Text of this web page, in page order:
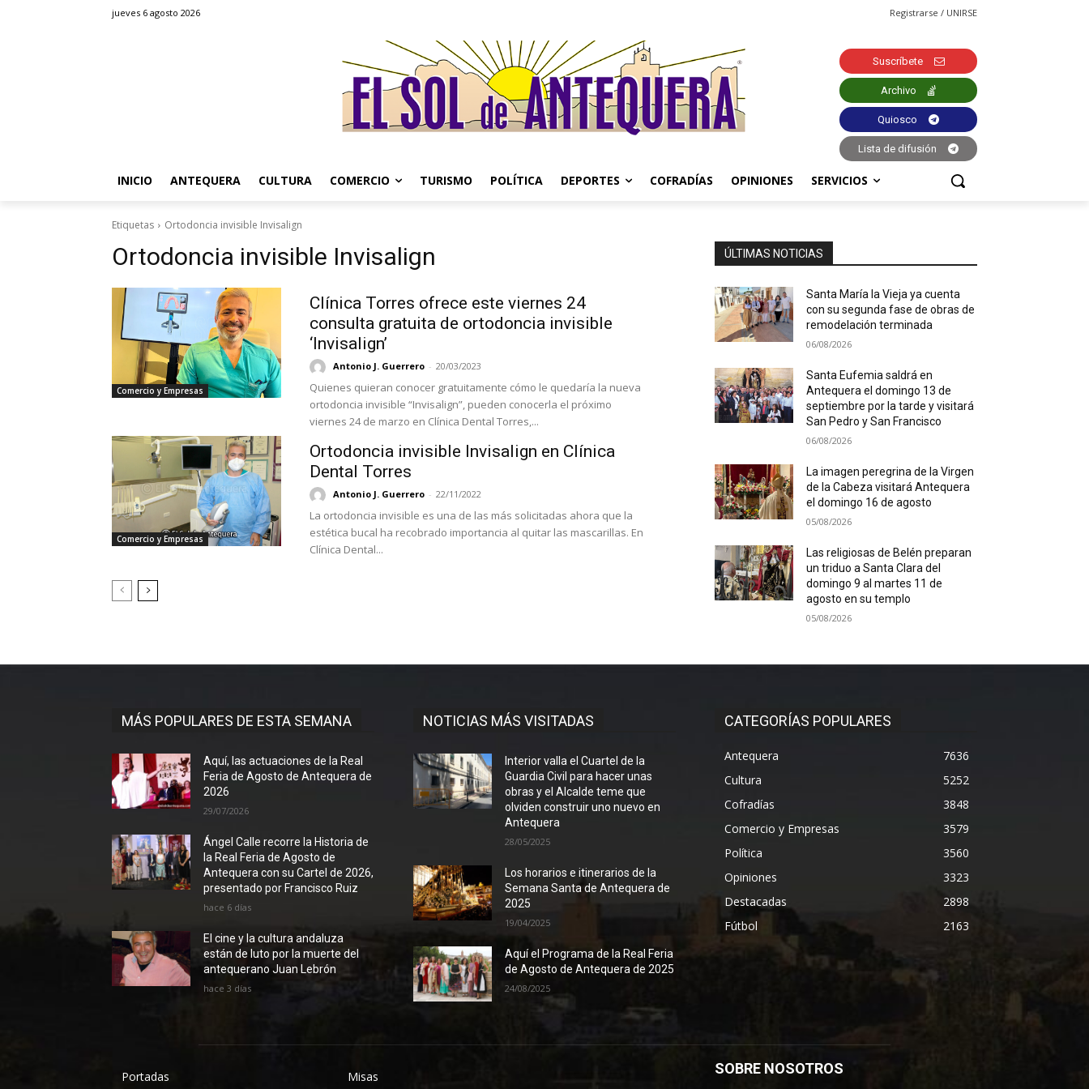
jueves 6 agosto 2026 Registrarse / UNIRSE
Suscríbete
Archivo
Quiosco
Lista de difusión
INICIO ANTEQUERA CULTURA COMERCIO TURISMO POLÍTICA DEPORTES COFRADÍAS OPINIONES SERVICIOS
Etiquetas Ortodoncia invisible Invisalign
Ortodoncia invisible Invisalign
Comercio y Empresas
Clínica Torres ofrece este viernes 24
consulta gratuita de ortodoncia invisible
‘Invisalign’
Antonio J. Guerrero - 20/03/2023
Quienes quieran conocer gratuitamente cómo le quedaría la nueva
ortodoncia invisible “Invisalign”, pueden conocerla el próximo
viernes 24 de marzo en Clínica Dental Torres,...
Comercio y Empresas
Ortodoncia invisible Invisalign en Clínica
Dental Torres
Antonio J. Guerrero - 22/11/2022
La ortodoncia invisible es una de las más solicitadas ahora que la
estética bucal ha recobrado importancia al quitar las mascarillas. En
Clínica Dental...
ÚLTIMAS NOTICIAS
Santa María la Vieja ya cuenta
con su segunda fase de obras de
remodelación terminada
06/08/2026
Santa Eufemia saldrá en
Antequera el domingo 13 de
septiembre por la tarde y visitará
San Pedro y San Francisco
06/08/2026
La imagen peregrina de la Virgen
de la Cabeza visitará Antequera
el domingo 16 de agosto
05/08/2026
Las religiosas de Belén preparan
un triduo a Santa Clara del
domingo 9 al martes 11 de
agosto en su templo
05/08/2026
MÁS POPULARES DE ESTA SEMANA
Aquí, las actuaciones de la Real
Feria de Agosto de Antequera de
2026
29/07/2026
Ángel Calle recorre la Historia de
la Real Feria de Agosto de
Antequera con su Cartel de 2026,
presentado por Francisco Ruiz
hace 6 días
El cine y la cultura andaluza
están de luto por la muerte del
antequerano Juan Lebrón
hace 3 días
NOTICIAS MÁS VISITADAS
Interior valla el Cuartel de la
Guardia Civil para hacer unas
obras y el Alcalde teme que
olviden construir uno nuevo en
Antequera
28/05/2025
Los horarios e itinerarios de la
Semana Santa de Antequera de
2025
19/04/2025
Aquí el Programa de la Real Feria
de Agosto de Antequera de 2025
24/08/2025
CATEGORÍAS POPULARES
Antequera
7636
Cultura
5252
Cofradías
3848
Comercio y Empresas
3579
Política
3560
Opiniones
3323
Destacadas
2898
Fútbol
2163
Portadas Misas SOBRE NOSOTROS